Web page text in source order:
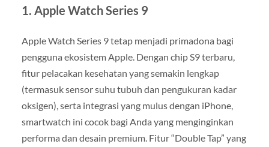
1. Apple Watch Series 9
Apple Watch Series 9 tetap menjadi primadona bagi
pengguna ekosistem Apple. Dengan chip S9 terbaru,
fitur pelacakan kesehatan yang semakin lengkap
(termasuk sensor suhu tubuh dan pengukuran kadar
oksigen), serta integrasi yang mulus dengan iPhone,
smartwatch ini cocok bagi Anda yang menginginkan
performa dan desain premium. Fitur “Double Tap” yang